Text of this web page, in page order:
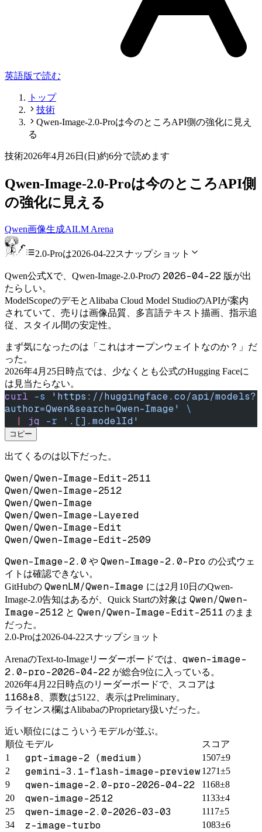
英語版で読む
トップ
技術
Qwen-Image-2.0-Proは今のところAPI側の強化に見え
る
技術2026年4月26日(日)約6分で読めます
Qwen-Image-2.0-Proは今のところAPI側
の強化に見える
Qwen画像生成AILM Arena
2.0-Proは2026-04-22スナップショット
Qwen公式Xで、Qwen-Image-2.0-Proの 2026-04-22 版が出
たらしい。
ModelScopeのデモとAlibaba Cloud Model StudioのAPIが案内
されていて、売りは画像品質、多言語テキスト描画、指示追
従、スタイル間の安定性。
まず気になったのは「これはオープンウェイトなのか？」だ
った。
2026年4月25日時点では、少なくとも公式のHugging Faceに
は見当たらない。
curl -s 'https://huggingface.co/api/models?
author=Qwen&search=Qwen-Image'
\
  |
jq -r '.[].modelId'
コピー
出てくるのは以下だった。
Qwen/Qwen-Image-Edit-2511
Qwen/Qwen-Image-2512
Qwen/Qwen-Image
Qwen/Qwen-Image-Layered
Qwen/Qwen-Image-Edit
Qwen/Qwen-Image-Edit-2509
Qwen-Image-2.0 や Qwen-Image-2.0-Pro の公式ウェ
イトは確認できない。
GitHubの QwenLM/Qwen-Image には2月10日のQwen-
Image-2.0告知はあるが、Quick Startの対象は Qwen/Qwen-
Image-2512 と Qwen/Qwen-Image-Edit-2511 のまま
だった。
2.0-Proは2026-04-22スナップショット
ArenaのText-to-Imageリーダーボードでは、 qwen-image-
2.0-pro-2026-04-22 が総合9位に入っている。
2026年4月22日時点のリーダーボードで、スコアは
1168±8 、票数は5122、表示はPreliminary。
ライセンス欄はAlibabaのProprietary扱いだった。
近い順位にはこういうモデルが並ぶ。
順位 モデル
スコア
1
gpt-image-2 (medium)
1507±9
2
gemini-3.1-flash-image-preview1271±5
9
qwen-image-2.0-pro-2026-04-22
1168±8
20
qwen-image-2512
1133±4
25
qwen-image-2.0-2026-03-03
1117±5
34
z-image-turbo 1083±6